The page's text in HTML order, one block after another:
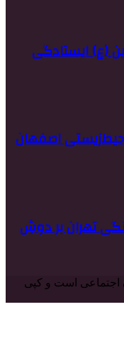
(ع) ایستادگی
اصفهان
جنگی تهران بر دوشِ
اجتماعی است و کپی